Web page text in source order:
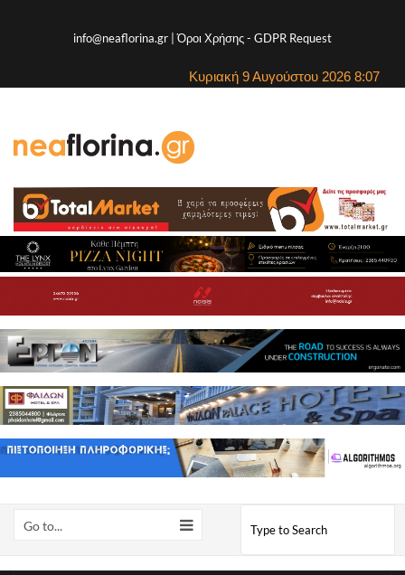
info@neaflorina.gr |Όροι Χρήσης- GDPR Request
Κυριακή 9 Αυγούστου 2026 8:07
Go to...